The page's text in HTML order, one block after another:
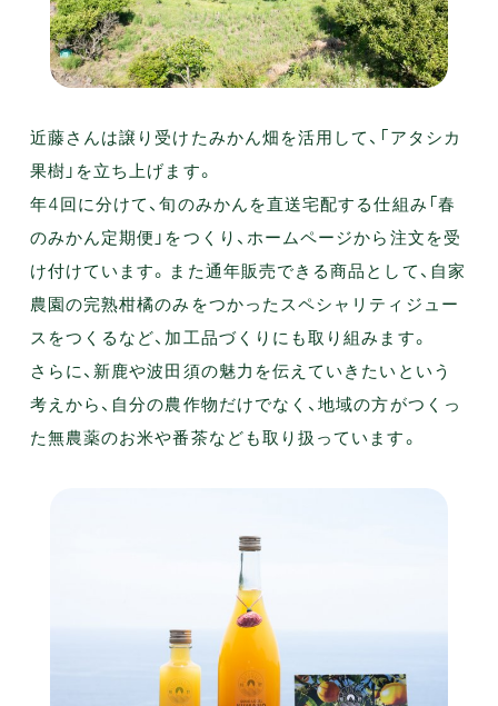
近藤さんは譲り受けたみかん畑を活用して、「アタシカ
果樹」を立ち上げます。
年4回に分けて、旬のみかんを直送宅配する仕組み「春
のみかん定期便」をつくり、ホームページから注文を受
け付けています。また通年販売できる商品として、自家
農園の完熟柑橘のみをつかったスペシャリティジュー
スをつくるなど、加工品づくりにも取り組みます。
さらに、新鹿や波田須の魅力を伝えていきたいという
考えから、自分の農作物だけでなく、地域の方がつくっ
た無農薬のお米や番茶なども取り扱っています。